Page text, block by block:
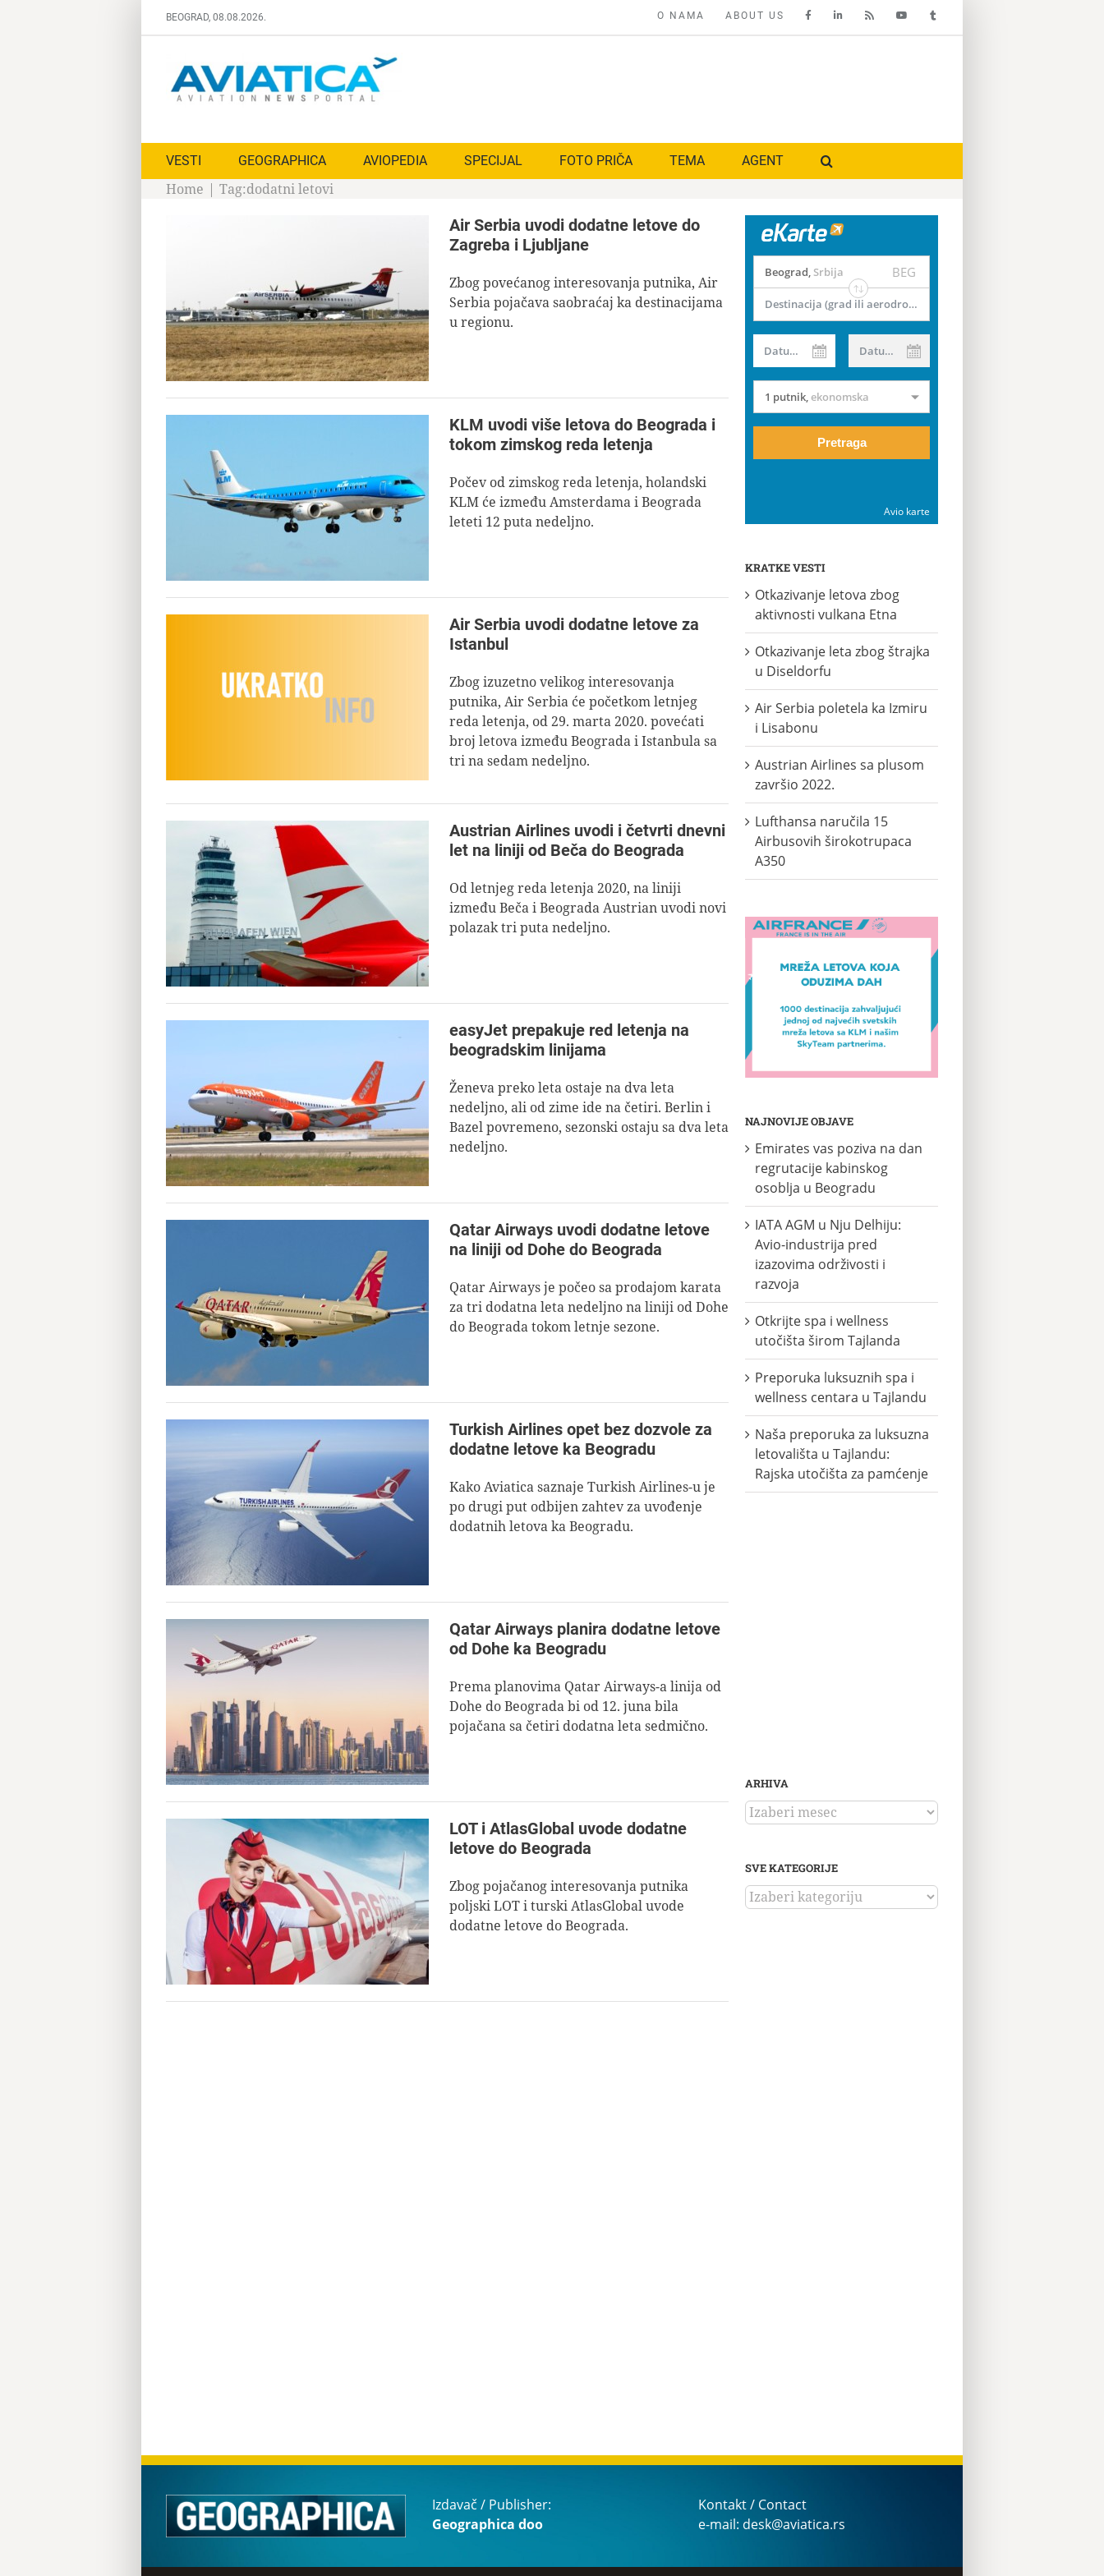
BEOGRAD, 08.08.2026. O NAMA ABOUT US
VESTI GEOGRAPHICA AVIOPEDIA SPECIJAL FOTO PRIČA TEMA AGENT
Home | Tag:dodatni letovi
Air Serbia uvodi dodatne letove do
Zagreba i Ljubljane
Zbog povećanog interesovanja putnika, Air
Serbia pojačava saobraćaj ka destinacijama
u regionu.
KLM uvodi više letova do Beograda i
tokom zimskog reda letenja
Počev od zimskog reda letenja, holandski
KLM će između Amsterdama i Beograda
leteti 12 puta nedeljno.
Air Serbia uvodi dodatne letove za
Istanbul
Zbog izuzetno velikog interesovanja
putnika, Air Serbia će početkom letnjeg
reda letenja, od 29. marta 2020. povećati
broj letova između Beograda i Istanbula sa
tri na sedam nedeljno.
Austrian Airlines uvodi i četvrti dnevni
let na liniji od Beča do Beograda
Od letnjeg reda letenja 2020, na liniji
između Beča i Beograda Austrian uvodi novi
polazak tri puta nedeljno.
easyJet prepakuje red letenja na
beogradskim linijama
Ženeva preko leta ostaje na dva leta
nedeljno, ali od zime ide na četiri. Berlin i
Bazel povremeno, sezonski ostaju sa dva leta
nedeljno.
Qatar Airways uvodi dodatne letove
na liniji od Dohe do Beograda
Qatar Airways je počeo sa prodajom karata
za tri dodatna leta nedeljno na liniji od Dohe
do Beograda tokom letnje sezone.
Turkish Airlines opet bez dozvole za
dodatne letove ka Beogradu
Kako Aviatica saznaje Turkish Airlines-u je
po drugi put odbijen zahtev za uvođenje
dodatnih letova ka Beogradu.
Qatar Airways planira dodatne letove
od Dohe ka Beogradu
Prema planovima Qatar Airways-a linija od
Dohe do Beograda bi od 12. juna bila
pojačana sa četiri dodatna leta sedmično.
LOT i AtlasGlobal uvode dodatne
letove do Beograda
Zbog pojačanog interesovanja putnika
poljski LOT i turski AtlasGlobal uvode
dodatne letove do Beograda.
Beograd, Srbija BEG
Destinacija (grad ili aerodrom)
Datum od Datum do
1 putnik,ekonomska
Pretraga
Avio karte
KRATKE VESTI
Otkazivanje letova zbog
aktivnosti vulkana Etna
Otkazivanje leta zbog štrajka
u Diseldorfu
Air Serbia poletela ka Izmiru
i Lisabonu
Austrian Airlines sa plusom
završio 2022.
Lufthansa naručila 15
Airbusovih širokotrupaca
A350
NAJNOVIJE OBJAVE
Emirates vas poziva na dan
regrutacije kabinskog
osoblja u Beogradu
IATA AGM u Nju Delhiju:
Avio-industrija pred
izazovima održivosti i
razvoja
Otkrijte spa i wellness
utočišta širom Tajlanda
Preporuka luksuznih spa i
wellness centara u Tajlandu
Naša preporuka za luksuzna
letovališta u Tajlandu:
Rajska utočišta za pamćenje
ARHIVA
ARHIVA
SVE KATEGORIJE
SVE
KATEGORIJE
Izdavač / Publisher:
Geographica doo
Kontakt / Contact
e-mail: desk@aviatica.rs